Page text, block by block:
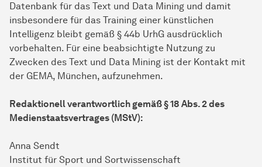
Datenbank für das Text und Data Mining und damit
insbesondere für das Training einer künstlichen
Intelligenz bleibt gemäß § 44b UrhG ausdrücklich
vorbehalten. Für eine beabsichtigte Nutzung zu
Zwecken des Text und Data Mining ist der Kontakt mit
der GEMA, München, aufzunehmen.
Redaktionell verantwortlich gemäß § 18 Abs. 2 des
Medienstaatsvertrages (MStV):
Anna Sendt
Institut für Sport und Sortwissenschaft